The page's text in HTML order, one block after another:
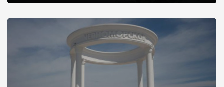
запрошую відвідати це